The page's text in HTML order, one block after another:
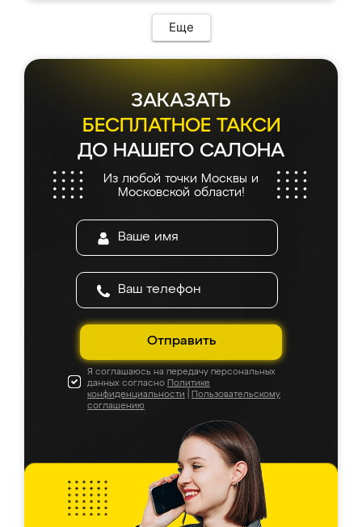
Еще
ЗАКАЗАТЬ
БЕСПЛАТНОЕ ТАКСИ
ДО НАШЕГО САЛОНА
Из любой точки Москвы и
Московской области!
Отправить
Я соглашаюсь на передачу персональных
данных согласно Политике
конфиденциальности
Пользовательскому
соглашению